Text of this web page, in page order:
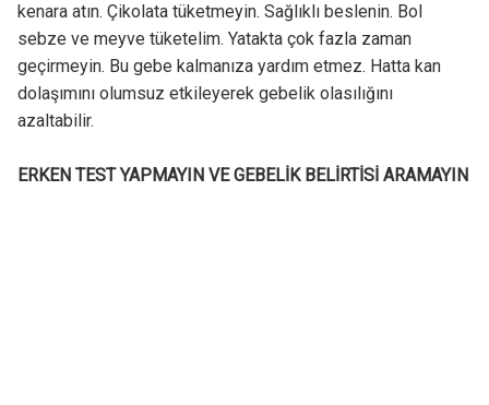
kenara atın. Çikolata tüketmeyin. Sağlıklı beslenin. Bol
sebze ve meyve tüketelim. Yatakta çok fazla zaman
geçirmeyin. Bu gebe kalmanıza yardım etmez. Hatta kan
dolaşımını olumsuz etkileyerek gebelik olasılığını
azaltabilir.
ERKEN TEST YAPMAYIN VE GEBELİK BELİRTİSİ ARAMAYIN